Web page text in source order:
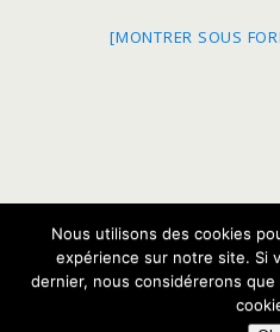
[MONTRER SOUS
Retour
Nous utilisons des cookies
expérience sur notre site. Si
dernier, nous considérerons